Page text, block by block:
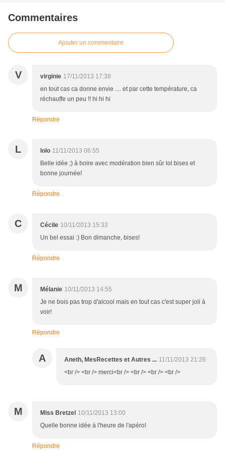
Commentaires
Ajouter un commentaire
V virginie 17/11/2013 17:38
en tout cas ca donne envie .... et par cette température, ca
réchauffe un peu !! hi hi hi
Répondre
L lolo 11/11/2013 06:55
Belle idée ;) à boire avec modération bien sûr lol bises et
bonne journée!
Répondre
C Cécile 10/11/2013 15:33
Un bel essai :) Bon dimanche, bises!
Répondre
M Mélanie 10/11/2013 14:55
Je ne bois pas trop d'alcool mais en tout cas c'est super joli à
voir!
Répondre
A Aneth, MesRecettes et Autres ... 11/11/2013 21:26
<br /> <br /> merci<br /> <br /> <br /> <br />
M Miss Bretzel 10/11/2013 13:00
Quelle bonne idée à l'heure de l'apéro!
Répondre